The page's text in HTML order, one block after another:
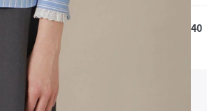
40